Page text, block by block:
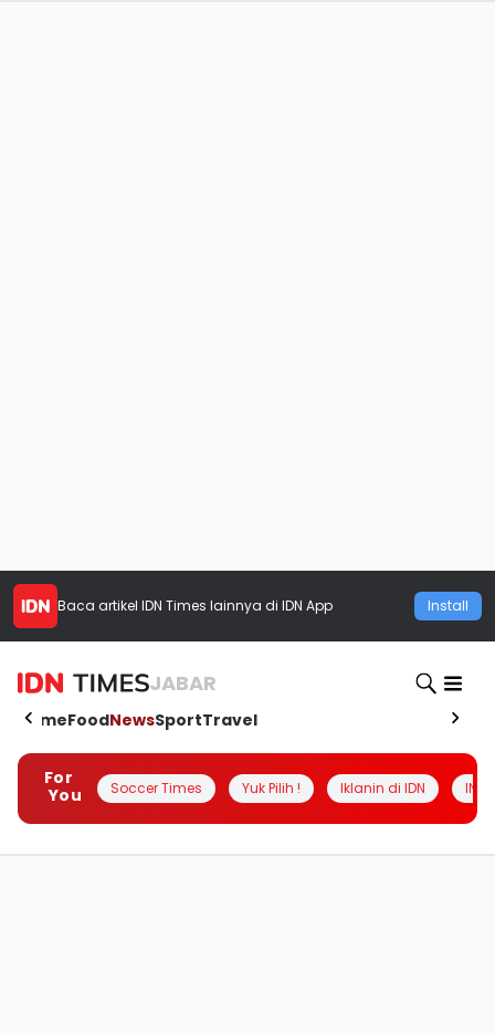
Baca artikel IDN Times lainnya di IDN App Install
JABAR
HomeFoodNewsSportTravel
For
You
Soccer Times Yuk Pilih ! Iklanin di IDN